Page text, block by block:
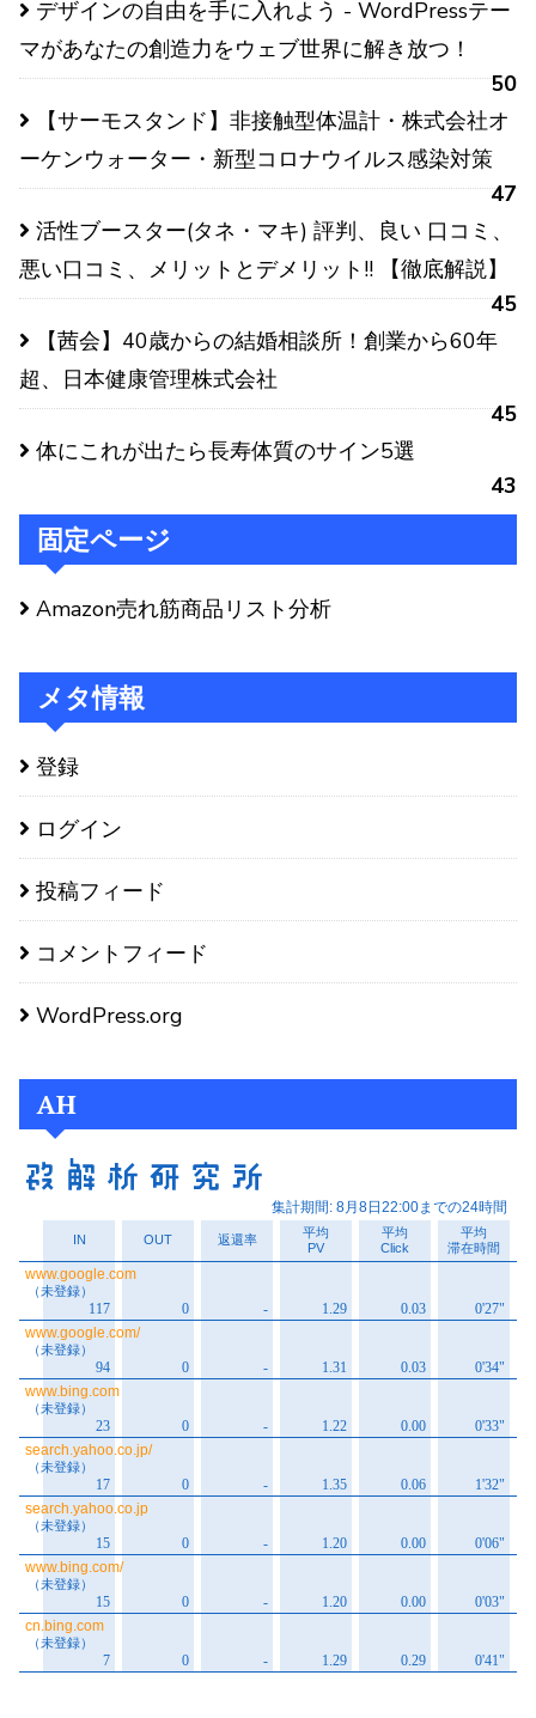
デザインの自由を手に入れよう - WordPressテー
マがあなたの創造力をウェブ世界に解き放つ！
50
【サーモスタンド】非接触型体温計・株式会社オ
ーケンウォーター・新型コロナウイルス感染対策
47
活性ブースター(タネ・マキ) 評判、良い 口コミ、
悪い口コミ、メリットとデメリット!! 【徹底解説】
45
【茜会】40歳からの結婚相談所！創業から60年
超、日本健康管理株式会社
45
体にこれが出たら長寿体質のサイン5選
43
固定ページ
Amazon売れ筋商品リスト分析
メタ情報
登録
ログイン
投稿フィード
コメントフィード
WordPress.org
AH